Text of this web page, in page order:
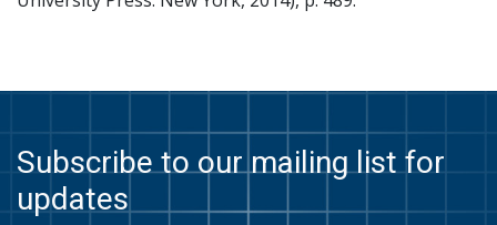
Subscribe to our mailing list for
updates